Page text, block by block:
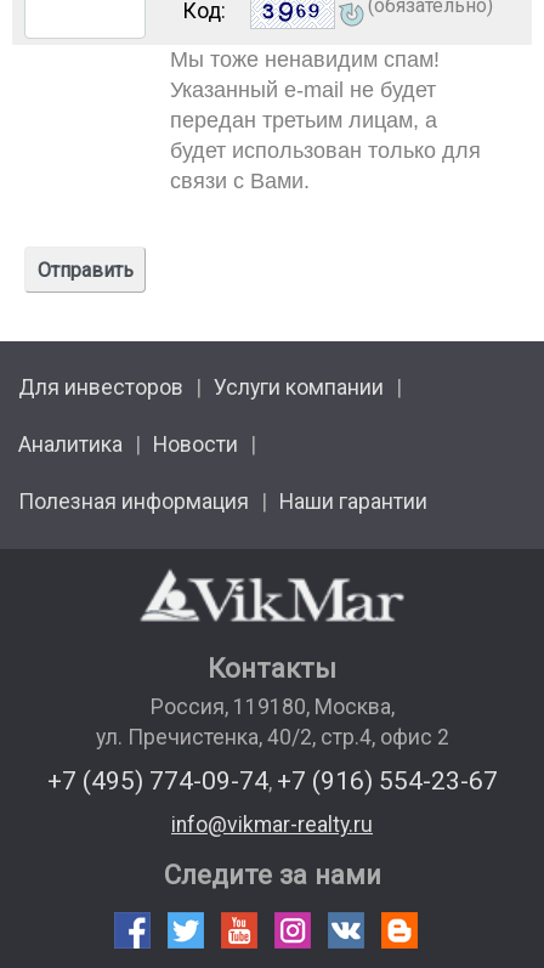
Код: (обязательно)
Мы тоже ненавидим спам!
Указанный e-mail не будет
передан третьим лицам, а
будет использован только для
связи с Вами.
Для инвесторов Услуги компании
Аналитика Новости
Полезная информация Наши гарантии
Контакты
Россия, 119180, Москва,
ул. Пречистенка, 40/2, стр.4, офис 2
+7 (495) 774-09-74, +7 (916) 554-23-67
info@vikmar-realty.ru
Следите за нами